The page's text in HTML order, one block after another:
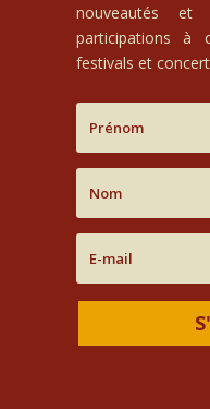
nouveautés
participations à
festivals et